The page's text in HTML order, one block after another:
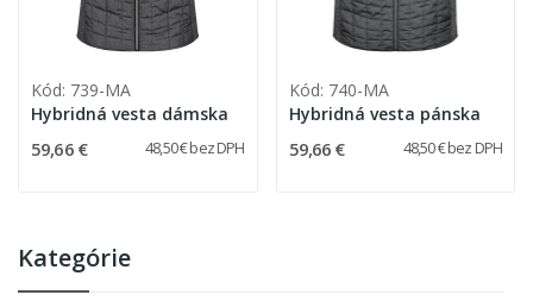
Kategórie
Kód: 739-MA
Hybridná vesta dámska
59,66 € 48,50 € bez DPH
Kód: 740-MA
Hybridná vesta pánska
59,66 € 48,50 € bez DPH